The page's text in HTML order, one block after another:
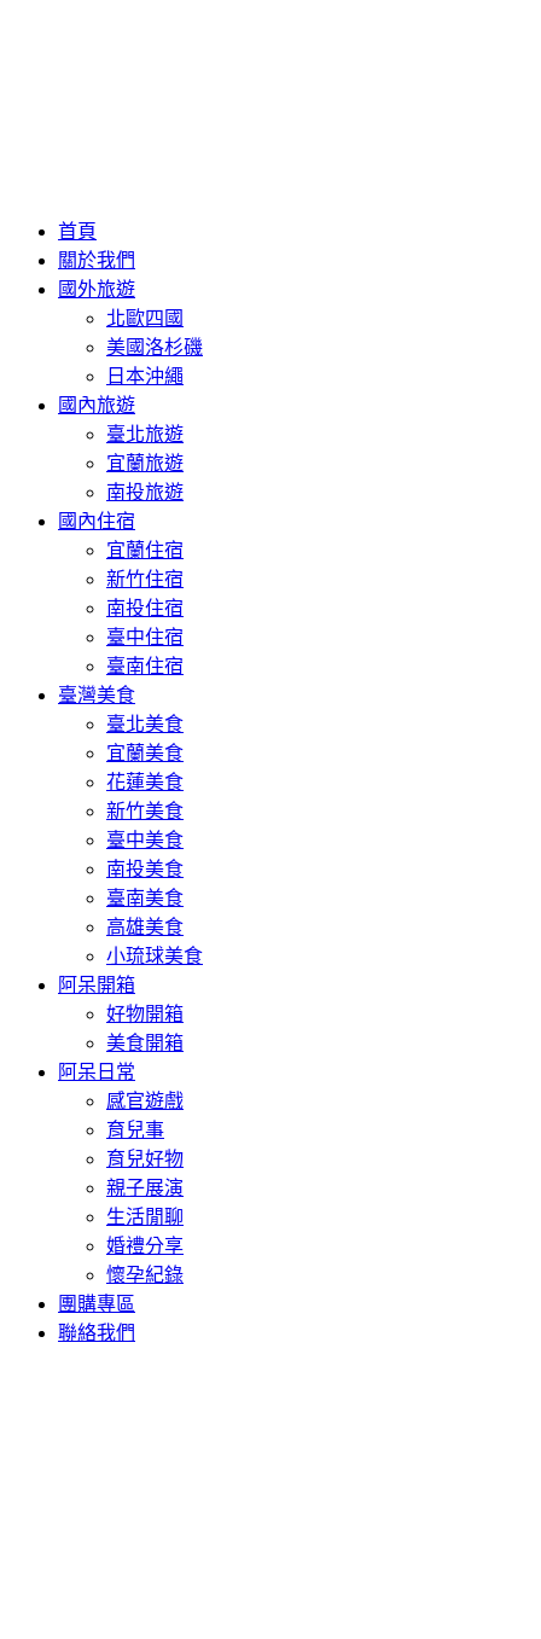
首頁
關於我們
國外旅遊
北歐四國
美國洛杉磯
日本沖繩
國內旅遊
臺北旅遊
宜蘭旅遊
南投旅遊
國內住宿
宜蘭住宿
新竹住宿
南投住宿
臺中住宿
臺南住宿
臺灣美食
臺北美食
宜蘭美食
花蓮美食
新竹美食
臺中美食
南投美食
臺南美食
高雄美食
小琉球美食
阿呆開箱
好物開箱
美食開箱
阿呆日常
感官遊戲
育兒事
育兒好物
親子展演
生活閒聊
婚禮分享
懷孕紀錄
團購專區
聯絡我們